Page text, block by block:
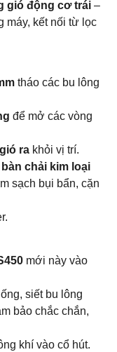
gió động cơ trái –
máy, kết nối từ lọc
tháo các bu lông
để mở các vòng
ra khỏi vị trí.
bàn chải kim loại
sạch bụi bẩn, cặn
mới này vào
siết bu lông
bảo chắc chắn,
khí vào cổ hút.